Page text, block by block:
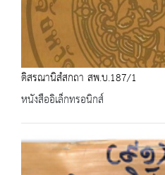
ติสรณานิสํสกถา สพ.บ.187/1
หนังสืออิเล็กทรอนิกส์